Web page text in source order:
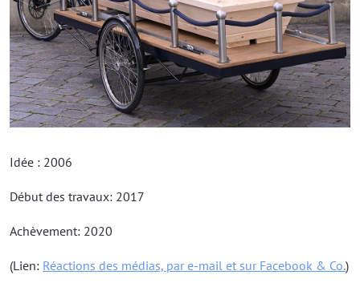
Idée : 2006
Début des travaux: 2017
Achèvement: 2020
(Lien: Réactions des médias, par e-mail et sur Facebook & Co.)